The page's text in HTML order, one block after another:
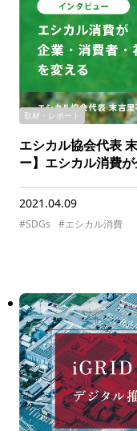
取材・レポート
エシカル協会代表
ー】エシカル消費
2021.04.09
#SDGs #エシカル消費